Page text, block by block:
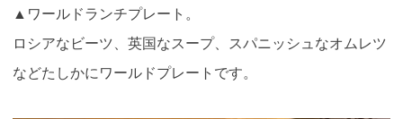
▲ワールドランチプレート。
ロシアなビーツ、英国なスープ、スパニッシュなオムレツ
などたしかにワールドプレートです。